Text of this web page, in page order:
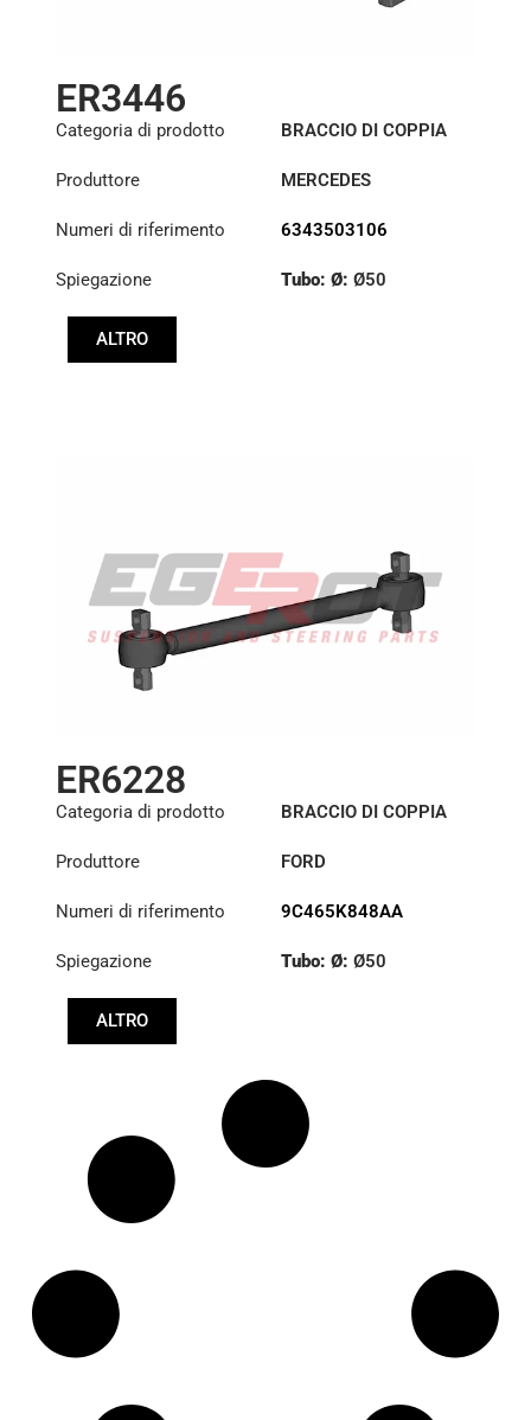
ER3446
Categoria di prodotto BRACCIO DI COPPIA
Produttore MERCEDES
Numeri di riferimento 6343503106
Spiegazione Tubo: Ø: Ø50
ALTRO
ER6228
Categoria di prodotto BRACCIO DI COPPIA
Produttore FORD
Numeri di riferimento 9C465K848AA
Spiegazione Tubo: Ø: Ø50
ALTRO